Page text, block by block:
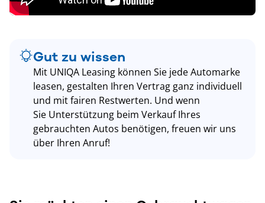
Gut zu wissen
Mit UNIQA Leasing können Sie jede Automarke
leasen, gestalten Ihren Vertrag ganz individuell
und mit fairen Restwerten. Und wenn
Sie Unterstützung beim Verkauf Ihres
gebrauchten Autos benötigen, freuen wir uns
über Ihren Anruf!